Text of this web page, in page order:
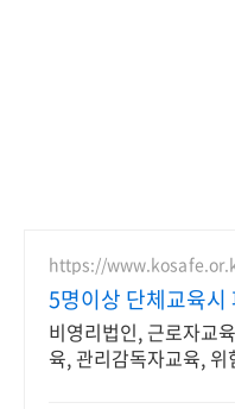
https://
5명이상 단체교육시
라인/우편/줌/집체/
비영리법인, 근로자교
육, 관리감독자교육, 위